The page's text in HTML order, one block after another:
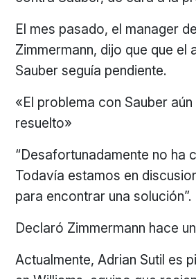
El mes pasado, el manager
Zimmermann, dijo que que el
Sauber seguía pendiente.
«El problema con Sauber
resuelto»
“Desafortunadamente no ha
Todavía estamos en
para encontrar una solución”.
Declaró Zimmermann hace
Actualmente, Adrian Sutil es